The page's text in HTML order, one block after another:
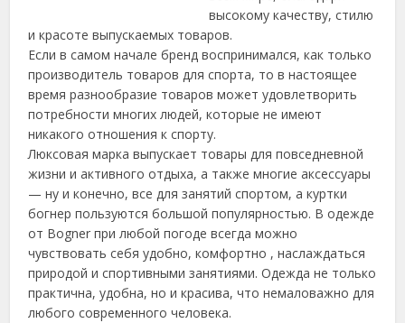
высокому качеству, стилю
и красоте выпускаемых товаров.
Если в самом начале бренд воспринимался, как только
производитель товаров для спорта, то в настоящее
время разнообразие товаров может удовлетворить
потребности многих людей, которые не имеют
никакого отношения к спорту.
Люксовая марка выпускает товары для повседневной
жизни и активного отдыха, а также многие аксессуары
— ну и конечно, все для занятий спортом, а куртки
богнер пользуются большой популярностью. В одежде
от Bogner при любой погоде всегда можно
чувствовать себя удобно, комфортно , наслаждаться
природой и спортивными занятиями. Одежда не только
практична, удобна, но и красива, что немаловажно для
любого современного человека.